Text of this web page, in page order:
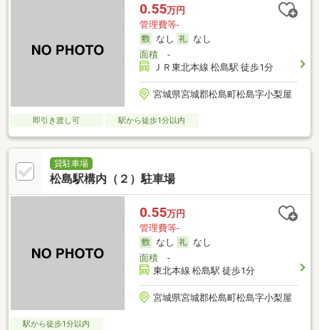
0.55万円
管理費等-
なし
なし
面積-
ＪＲ東北本線 松島駅 徒歩1分
宮城県宮城郡松島町松島字小梨屋
即引き渡し可 駅から徒歩1分以内
貸駐車場
松島駅構内（２）駐車場
0.55万円
管理費等-
なし
なし
面積-
東北本線 松島駅 徒歩1分
宮城県宮城郡松島町松島字小梨屋
駅から徒歩1分以内